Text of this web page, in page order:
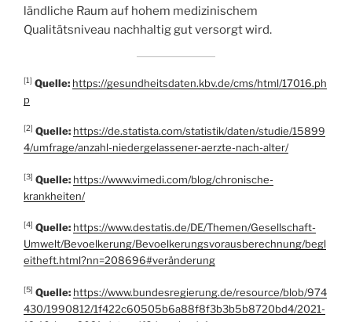
ländliche Raum auf hohem medizinischem
Qualitätsniveau nachhaltig gut versorgt wird.
[1] Quelle: https://gesundheitsdaten.kbv.de/cms/html/17016.ph
p
[2] Quelle: https://de.statista.com/statistik/daten/studie/15899
4/umfrage/anzahl-niedergelassener-aerzte-nach-alter/
[3] Quelle: https://www.vimedi.com/blog/chronische-
krankheiten/
[4] Quelle: https://www.destatis.de/DE/Themen/Gesellschaft-
Umwelt/Bevoelkerung/Bevoelkerungsvorausberechnung/begl
eitheft.html?nn=208696#veränderung
[5] Quelle: https://www.bundesregierung.de/resource/blob/974
430/1990812/1f422c60505b6a88f8f3b3b5b8720bd4/2021-